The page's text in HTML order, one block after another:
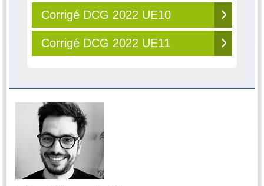
Corrigé DCG 2022 UE10
Corrigé DCG 2022 UE11